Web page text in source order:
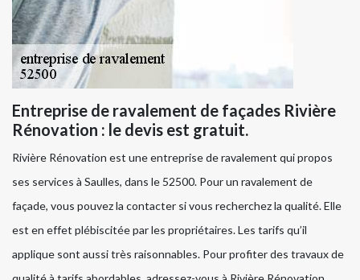
Entreprise de ravalement de façades Rivière
Rénovation : le devis est gratuit.
Rivière Rénovation est une entreprise de ravalement qui propos
ses services à Saulles, dans le 52500. Pour un ravalement de
façade, vous pouvez la contacter si vous recherchez la qualité. Elle
est en effet plébiscitée par les propriétaires. Les tarifs qu’il
applique sont aussi très raisonnables. Pour profiter des travaux de